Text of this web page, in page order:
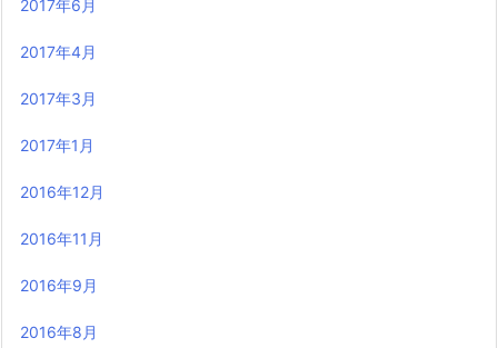
2017年6月
2017年4月
2017年3月
2017年1月
2016年12月
2016年11月
2016年9月
2016年8月